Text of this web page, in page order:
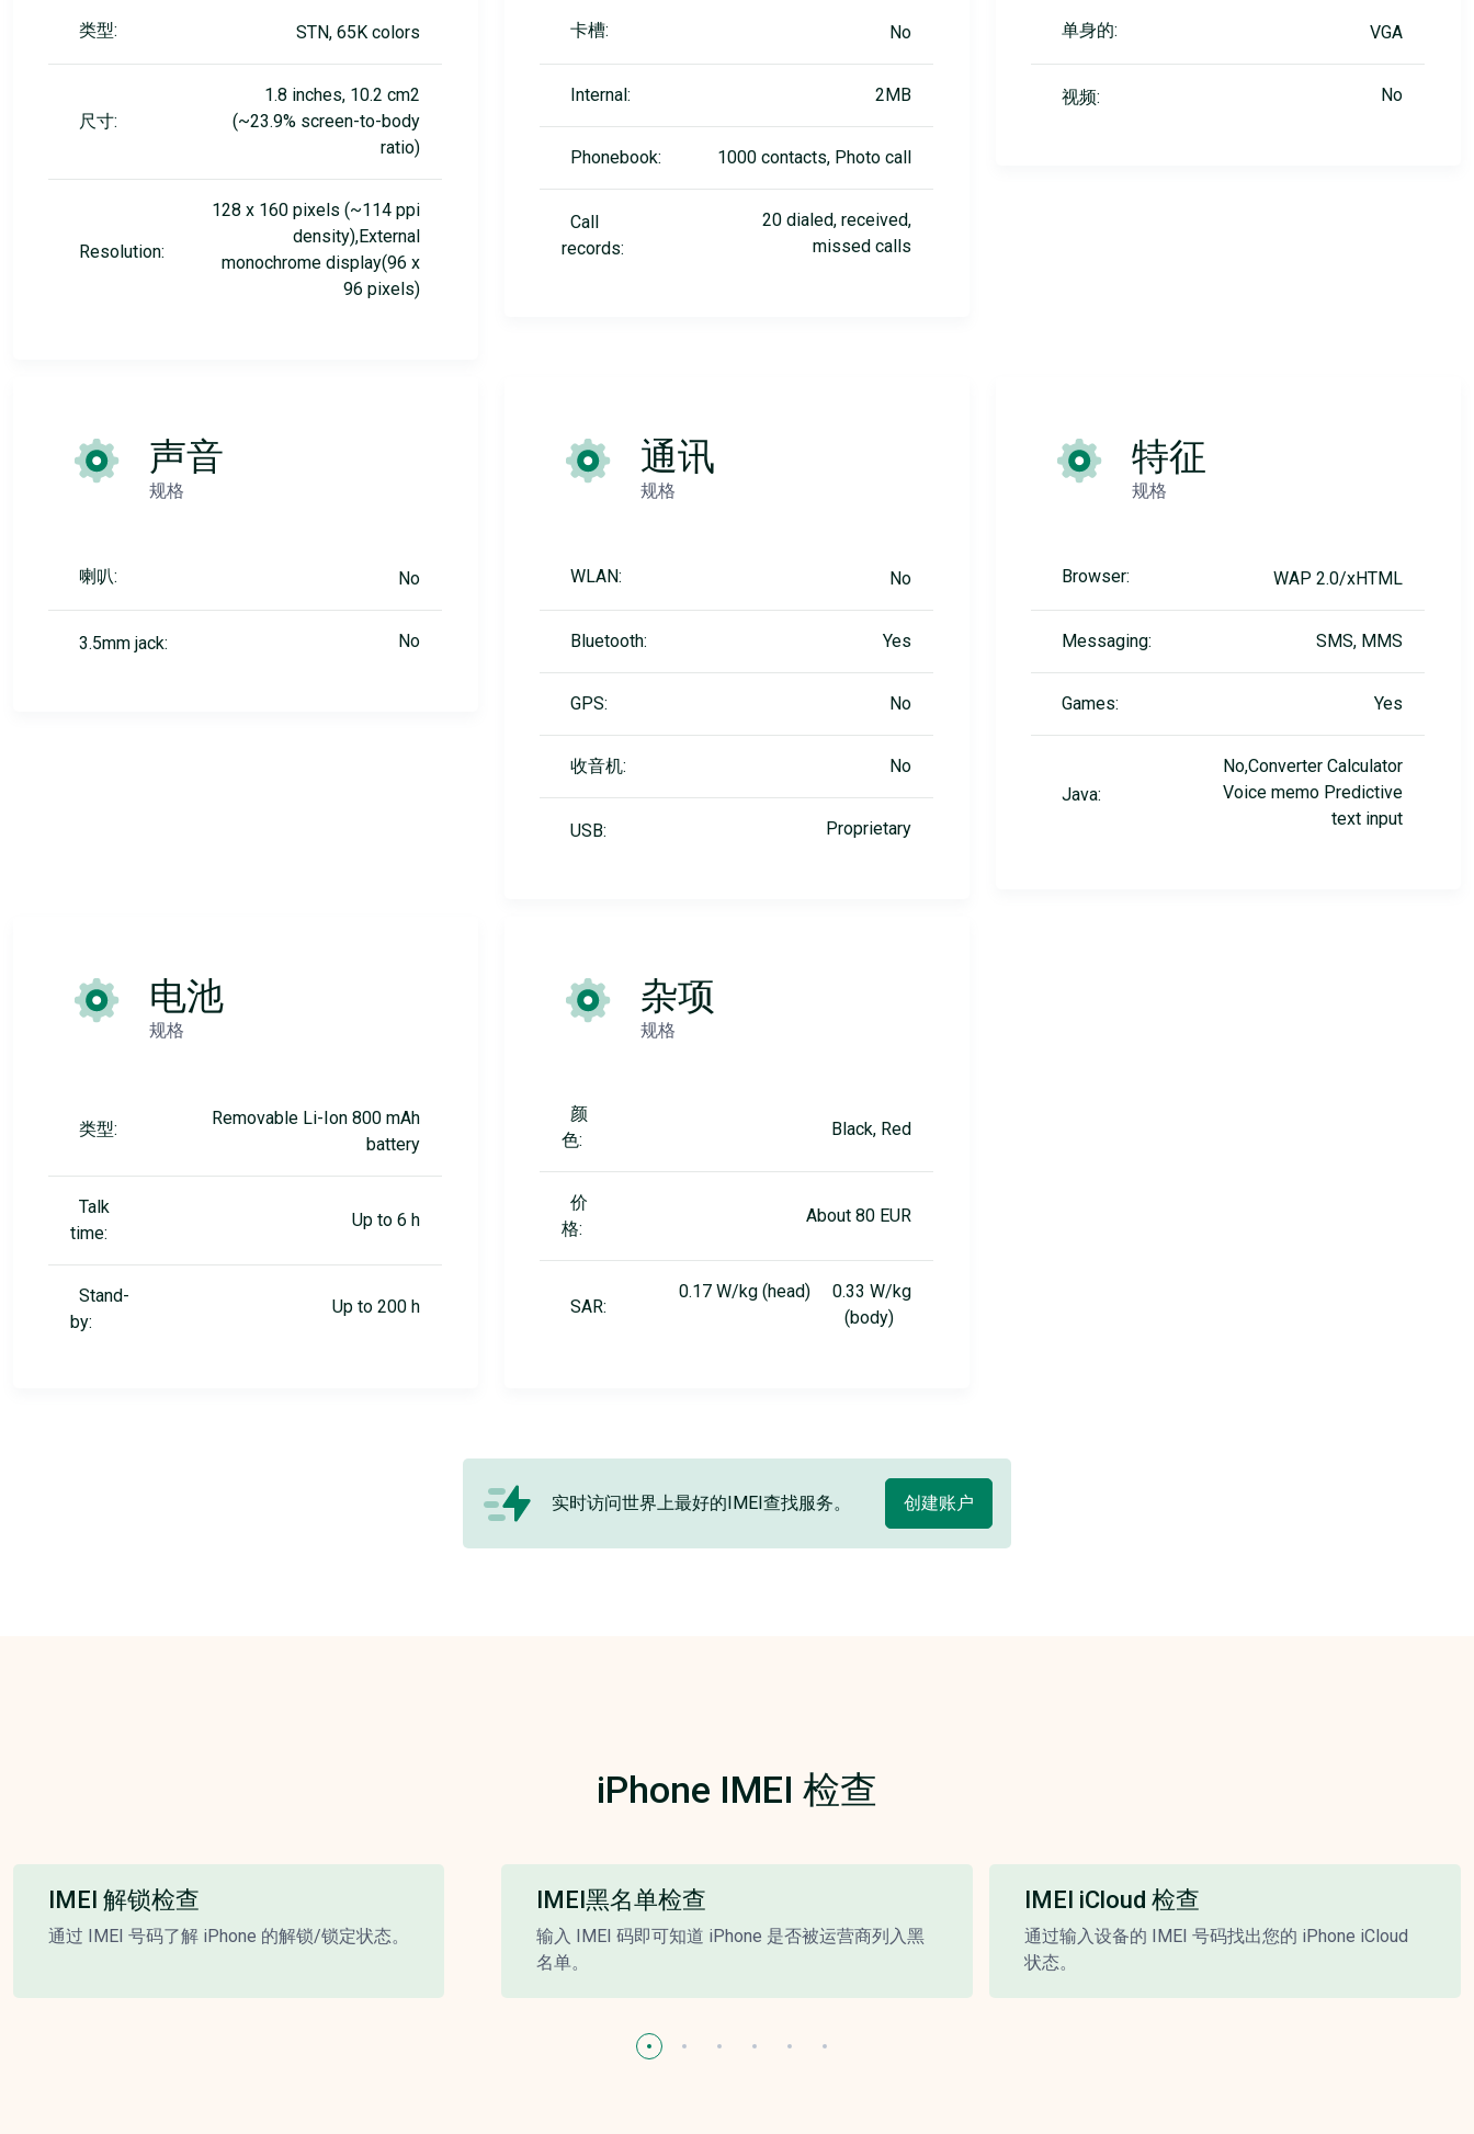
类型: STN, 65K colors
尺寸:
1.8 inches, 10.2 cm2
(~23.9% screen-to-body
ratio)
Resolution:
128 x 160 pixels (~114 ppi
density),External
monochrome display(96 x
96 pixels)
卡槽: No
Internal: 2MB
Phonebook: 1000 contacts, Photo call
Call
records:
20 dialed, received,
missed calls
单身的: VGA
视频: No
声音
规格
喇叭: No
3.5mm jack: No
通讯
规格
WLAN: No
Bluetooth: Yes
GPS: No
收音机: No
USB: Proprietary
特征
规格
Browser: WAP 2.0/xHTML
Messaging: SMS, MMS
Games: Yes
Java:
No,Converter Calculator
Voice memo Predictive
text input
电池
规格
类型:
Removable Li-Ion 800 mAh
battery
Talk
time:
Up to 6 h
Stand-
by:
Up to 200 h
杂项
规格
颜
色:
Black, Red
价
格:
About 80 EUR
SAR:
0.17 W/kg (head) 0.33 W/kg
(body)
实时访问世界上最好的IMEI查找服务。 创建账户
iPhone IMEI 检查
IMEI 解锁检查
通过 IMEI 号码了解 iPhone 的解锁/锁定状态。
IMEI黑名单检查
输入 IMEI 码即可知道 iPhone 是否被运营商列入黑
名单。
IMEI iCloud 检查
通过输入设备的 IMEI 号码找出您的 iPhone iCloud
状态。